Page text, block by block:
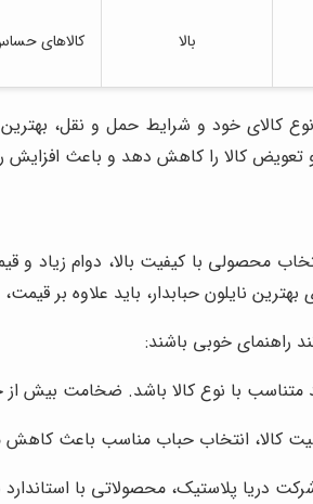
بالا کالاهای
کالای خود و شرایط حمل و نقل،
و تعویض کالا را کاهش دهد و باعث
محصولی با کیفیت بالا، دوام زیاد
نایلون حبابدار، باید علاوه بر
راهنمای خوبی باشند:
متناسب با نوع کالا باشد. ضخامت بیش
کالا، انتخاب حباب مناسب باعث
دریا پلاستیک، محصولاتی با